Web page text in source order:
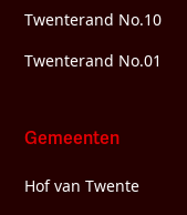
Twenterand No.10
Twenterand No.01
Gemeenten
Hof van Twente